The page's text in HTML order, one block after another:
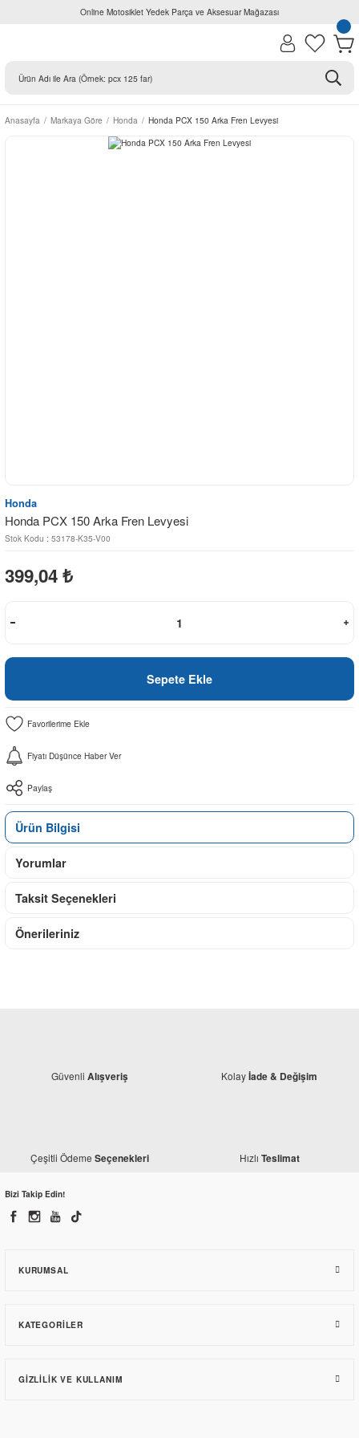
Online Motosiklet Yedek Parça ve Aksesuar Mağazası
Anasayfa Markaya Göre Honda Honda PCX 150 Arka Fren Levyesi
Honda
Honda PCX 150 Arka Fren Levyesi
Stok Kodu : 53178-K35-V00
399,04 ₺
Sepete Ekle
Fiyatı Düşünce Haber Ver
Paylaş
Ürün Bilgisi
Yorumlar
Taksit Seçenekleri
Önerileriniz
Güvenli Alışveriş Kolayİade & Değişim
Çeşitli Ödeme Seçenekleri Hızlı Teslimat
Bizi Takip Edin!
KURUMSAL
KATEGORILER
GIZLILIK VE KULLANIM